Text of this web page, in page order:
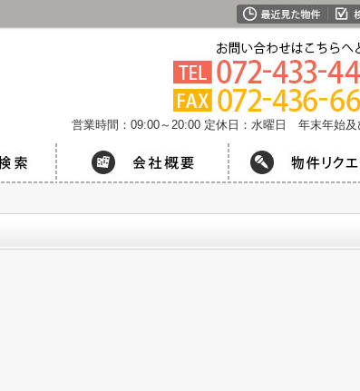
営業時間：09:00～20:00 定休日：水曜日 年末年始及